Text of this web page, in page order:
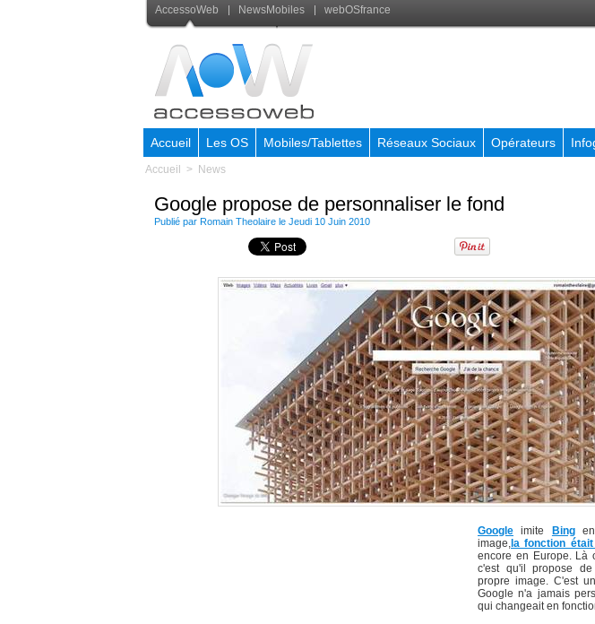
AccessoWeb NewsMobiles webOSfrance
Accueil Les OS Mobiles/Tablettes Réseaux Sociaux Opérateurs
Accueil > News
Google propose de personnaliser le fond
Publié par Romain Theolaire le Jeudi 10 Juin 2010
Google imite Bingen
image, la fonction
encore en Europe. Là
c'est qu'il propose
propre image. C'est
Google n'a jamais
qui changeait en